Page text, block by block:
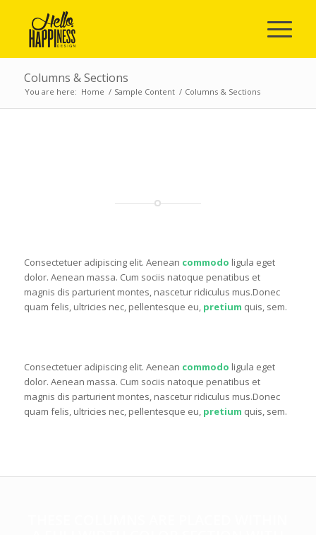
Columns & Sections
You are here: Home / Sample Content / Columns & Sections
Consectetuer adipiscing elit. Aenean commodo ligula eget
dolor. Aenean massa. Cum sociis natoque penatibus et
magnis dis parturient montes, nascetur ridiculus mus.Donec
quam felis, ultricies nec, pellentesque eu, pretium quis, sem.
Consectetuer adipiscing elit. Aenean commodo ligula eget
dolor. Aenean massa. Cum sociis natoque penatibus et
magnis dis parturient montes, nascetur ridiculus mus.Donec
quam felis, ultricies nec, pellentesque eu, pretium quis, sem.